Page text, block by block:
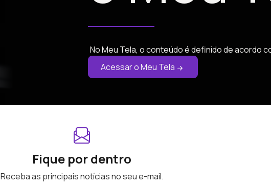
No Meu Tela, o conteúdo é definido de acordo
Acessar o Meu Tela
Fique por dentro
Receba as principais notícias no seu e-mail.